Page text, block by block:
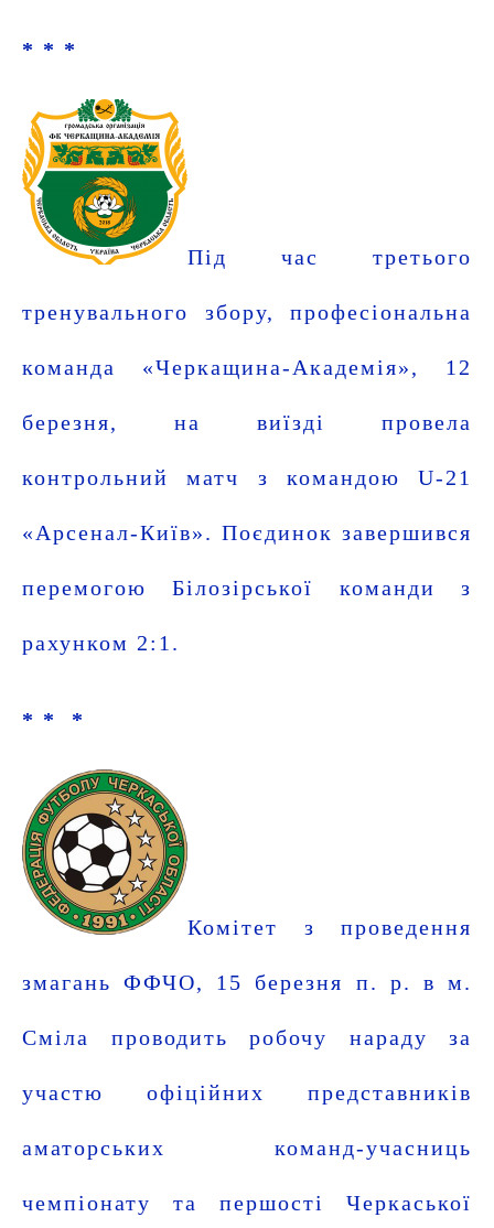
* * *
Під час третього
тренувального збору, професіональна
команда «Черкащина-Академія», 12
березня, на виїзді провела
контрольний матч з командою U-21
«Арсенал-Київ». Поєдинок завершився
перемогою Білозірської команди з
рахунком 2:1.
* * *
Комітет з проведення
змагань ФФЧО, 15 березня п. р. в м.
Сміла проводить робочу нараду за
участю офіційних представників
аматорських команд-учасниць
чемпіонату та першості Черкаської